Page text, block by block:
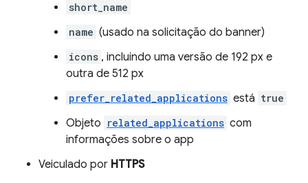
short_name
name (usado na solicitação do banner)
icons , incluindo uma versão de 192 px e
outra de 512 px
prefer_related_applications está true
Objeto related_applications com
informações sobre o app
Veiculado por HTTPS